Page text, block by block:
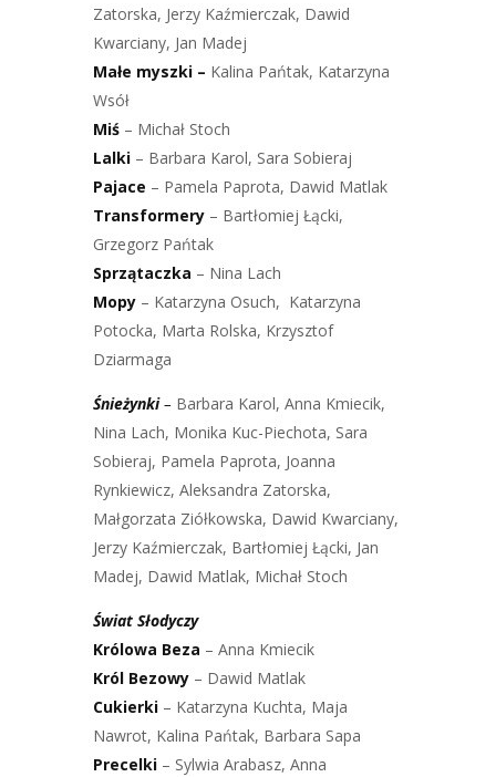
Zatorska, Jerzy Kaźmierczak, Dawid
Kwarciany, Jan Madej
Małe myszki – Kalina Pańtak, Katarzyna
Wsół
Miś – Michał Stoch
Lalki – Barbara Karol, Sara Sobieraj
Pajace – Pamela Paprota, Dawid Matlak
Transformery – Bartłomiej Łącki,
Grzegorz Pańtak
Sprzątaczka – Nina Lach
Mopy – Katarzyna Osuch, Katarzyna
Potocka, Marta Rolska, Krzysztof
Dziarmaga
Śnieżynki– Barbara Karol, Anna Kmiecik,
Nina Lach, Monika Kuc-Piechota, Sara
Sobieraj, Pamela Paprota, Joanna
Rynkiewicz, Aleksandra Zatorska,
Małgorzata Ziółkowska, Dawid Kwarciany,
Jerzy Kaźmierczak, Bartłomiej Łącki, Jan
Madej, Dawid Matlak, Michał Stoch
Świat Słodyczy
Królowa Beza – Anna Kmiecik
Król Bezowy – Dawid Matlak
Cukierki – Katarzyna Kuchta, Maja
Nawrot, Kalina Pańtak, Barbara Sapa
Precelki – Sylwia Arabasz, Anna